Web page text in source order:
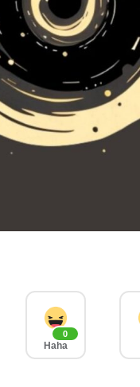
0
Haha